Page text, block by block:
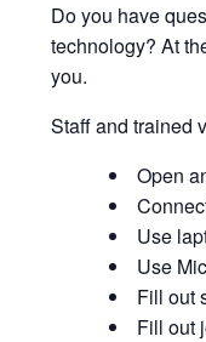
Do you have
technology? At
you.
Staff and trained
Open
Use
Use
Fill out
Fill out